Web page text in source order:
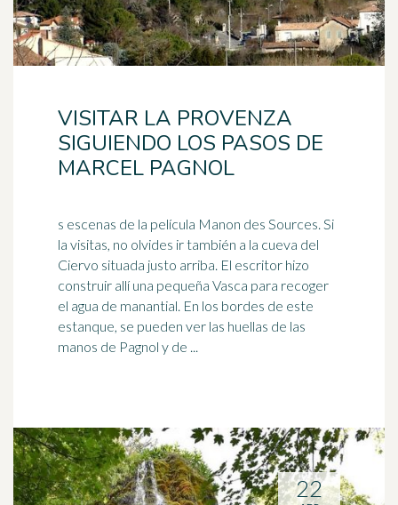
VISITAR LA PROVENZA
SIGUIENDO LOS PASOS DE
MARCEL PAGNOL
s escenas de la película Manon des Sources. Si
la visitas, no olvides ir también a la cueva del
Ciervo situada justo arriba. El escritor hizo
construir allí una pequeña Vasca para recoger
el agua de manantial. En los bordes de este
estanque, se pueden ver las huellas de las
manos de Pagnol y de ...
22